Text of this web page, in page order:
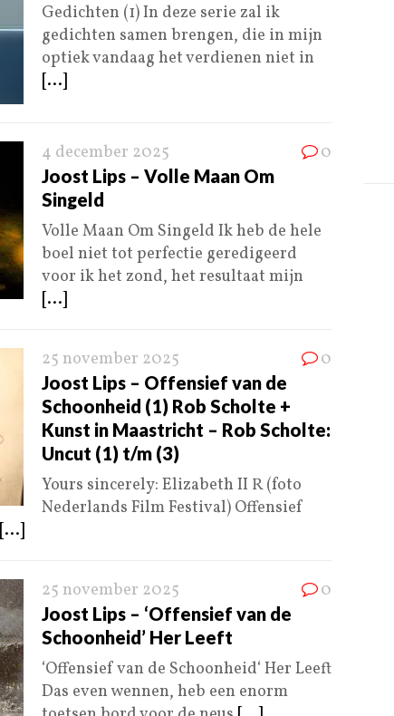
Gedichten (1) In deze serie zal ik
gedichten samen brengen, die in mijn
optiek vandaag het verdienen niet in
[...]
4 december 2025 0
Joost Lips – Volle Maan Om
Singeld
Volle Maan Om Singeld Ik heb de hele
boel niet tot perfectie geredigeerd
voor ik het zond, het resultaat mijn
[...]
25 november 2025 0
Joost Lips – Offensief van de
Schoonheid (1) Rob Scholte +
Kunst in Maastricht – Rob Scholte:
Uncut (1) t/m (3)
Yours sincerely: Elizabeth II R (foto
Nederlands Film Festival) Offensief
[...]
25 november 2025 0
Joost Lips – ‘Offensief van de
Schoonheid’ Her Leeft
‘Offensief van de Schoonheid‘ Her Leeft
Das even wennen, heb een enorm